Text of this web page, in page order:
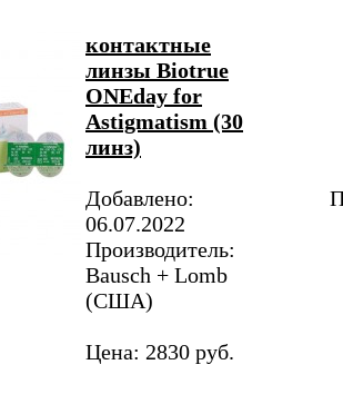
контактные
линзы Biotrue
ONEday for
Аstigmatism (30
линз)
Добавлено:
06.07.2022
Производитель:
Bausch + Lomb
(США)
Цена: 2830 руб.